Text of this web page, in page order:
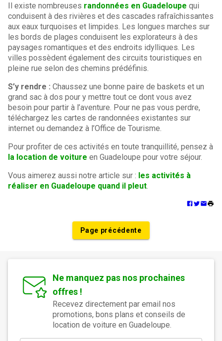
Il existe nombreuses randonnées en Guadeloupe qui
conduisent à des rivières et des cascades rafraîchissantes
aux eaux turquoises et limpides. Les longues marches sur
les bords de plages conduisent les explorateurs à des
paysages romantiques et des endroits idylliques. Les
villes possèdent également des circuits touristiques en
pleine rue selon des chemins prédéfinis.
S’y rendre : Chaussez une bonne paire de baskets et un
grand sac à dos pour y mettre tout ce dont vous avez
besoin pour partir à l’aventure. Pour ne pas vous perdre,
téléchargez les cartes de randonnées existantes sur
internet ou demandez à l’Office de Tourisme.
Pour profiter de ces activités en toute tranquillité, pensez à
la location de voiture en Guadeloupe pour votre séjour.
Vous aimerez aussi notre article sur : les activités à
réaliser en Guadeloupe quand il pleut.
Page précédente
Ne manquez pas nos prochaines
offres !
Recevez directement par email nos
promotions, bons plans et conseils de
location de voiture en Guadeloupe.